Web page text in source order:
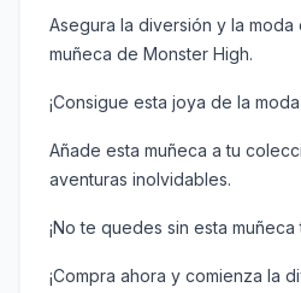
Asegura la diversión y la
muñeca de Monster High.
¡Consigue esta joya de la
Añade esta muñeca a tu
aventuras inolvidables.
¡No te quedes sin esta
¡Compra ahora y comienza la